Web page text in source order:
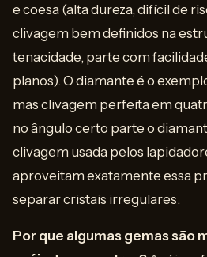
e coesa (alta dureza, difícil de
clivagem bem definidos na
tenacidade, parte com
planos). O diamante é o
mas clivagem perfeita em
no ângulo certo parte o
clivagem usada pelos
aproveitam exatamente essa
separar cristais irregulares.
Por que algumas gemas são